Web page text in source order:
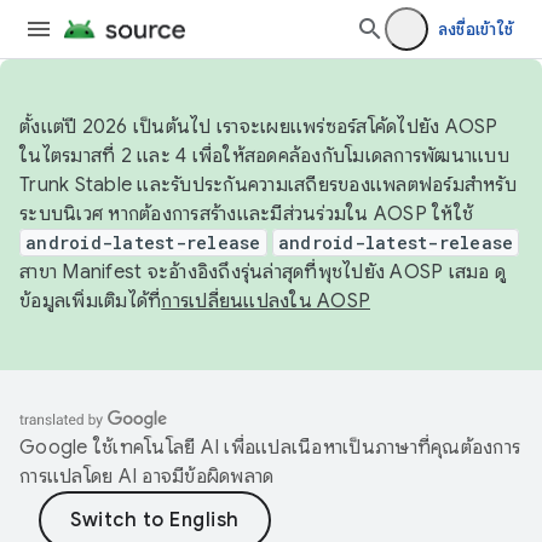
ลงชื่อเข้าใช้
ตั้งแต่ปี 2026 เป็นต้นไป เราจะเผยแพร่ซอร์สโค้ดไปยัง AOSP
ในไตรมาสที่ 2 และ 4 เพื่อให้สอดคล้องกับโมเดลการพัฒนาแบบ
Trunk Stable และรับประกันความเสถียรของแพลตฟอร์มสำหรับ
ระบบนิเวศ หากต้องการสร้างและมีส่วนร่วมใน AOSP ให้ใช้
android-latest-release android-latest-release
สาขา Manifest จะอ้างอิงถึงรุ่นล่าสุดที่พุชไปยัง AOSP เสมอ ดู
ข้อมูลเพิ่มเติมได้ที่การเปลี่ยนแปลงใน AOSP
Google ใช้เทคโนโลยี AI เพื่อแปลเนื้อหาเป็นภาษาที่คุณต้องการ
การแปลโดย AI อาจมีข้อผิดพลาด